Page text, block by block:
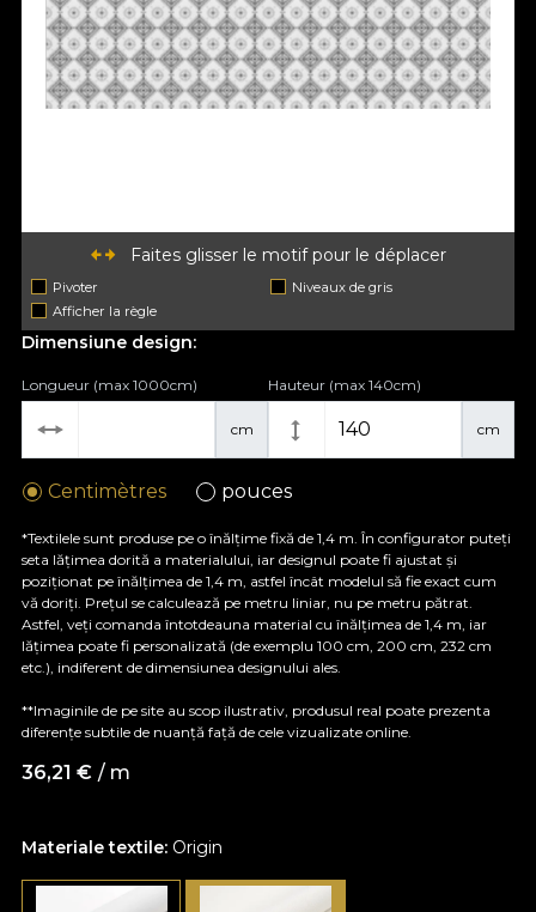
Faites glisser le motif pour le déplacer
Pivoter
Niveaux de gris
Afficher la règle
Materiale textile: Origin
Dimensiune design:
cm
Longueur (max 1000cm)
cm
Hauteur (max 140cm)
Centimètres pouces
*Textilele sunt produse pe o înălțime fixă de 1,4 m. În configurator puteți
seta lățimea dorită a materialului, iar designul poate fi ajustat și
poziționat pe înălțimea de 1,4 m, astfel încât modelul să fie exact cum
vă doriți. Prețul se calculează pe metru liniar, nu pe metru pătrat.
Astfel, veți comanda întotdeauna material cu înălțimea de 1,4 m, iar
lățimea poate fi personalizată (de exemplu 100 cm, 200 cm, 232 cm
etc.), indiferent de dimensiunea designului ales.
**Imaginile de pe site au scop ilustrativ, produsul real poate prezenta
diferențe subtile de nuanță față de cele vizualizate online.
36,21 € / m